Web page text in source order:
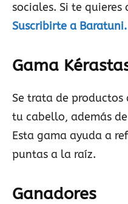
sociales. Si te
Suscribirte a Baratuni.
Gama
Se trata de
tu cabello, además
Esta gama ayuda a
puntas a la raíz.
Ganadores